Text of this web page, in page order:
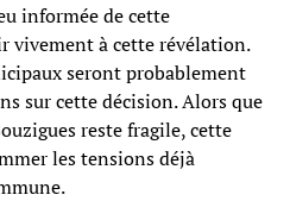
informée de cette
vivement à cette révélation.
seront probablement
sur cette décision. Alors que
reste fragile, cette
les tensions déjà